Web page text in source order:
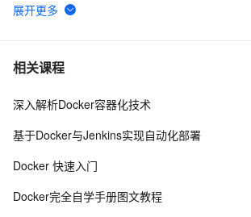
6 Docker启动后怎样运行jar包文件
7 Docker私有仓库
8 快速搭建Docker环境
10『Docker』在Docker快速部署.NET Core项目
相关课程
深入解析Docker容器化技术
基于Docker与Jenkins实现自动化部署
Docker 快速入门
Docker完全自学手册图文教程